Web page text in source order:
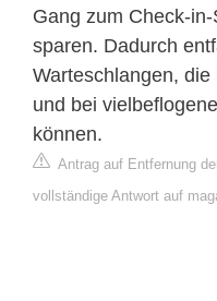
Gang zum Check-
sparen. Dadurch
Warteschlangen,
und bei
können.
Antrag auf Entfernung
vollständige Antwort auf